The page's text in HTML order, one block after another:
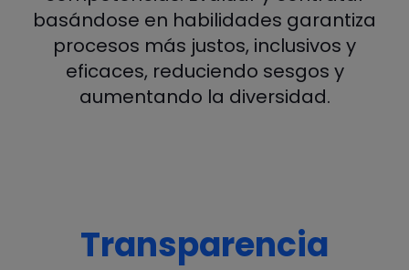
basándose en habilidades garantiza
procesos más justos, inclusivos y
eficaces, reduciendo sesgos y
aumentando la diversidad.
Transparencia